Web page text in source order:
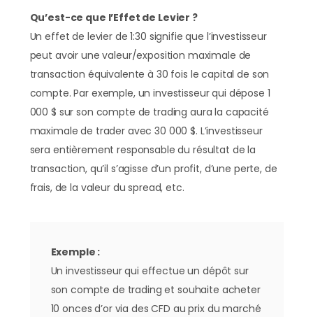
Qu’est-ce que l’Effet de Levier ?
Un effet de levier de 1:30 signifie que l’investisseur
peut avoir une valeur/exposition maximale de
transaction équivalente à 30 fois le capital de son
compte. Par exemple, un investisseur qui dépose 1
000 $ sur son compte de trading aura la capacité
maximale de trader avec 30 000 $. L’investisseur
sera entièrement responsable du résultat de la
transaction, qu’il s’agisse d’un profit, d’une perte, de
frais, de la valeur du spread, etc.
Exemple :
Un investisseur qui effectue un dépôt sur
son compte de trading et souhaite acheter
10 onces d’or via des CFD au prix du marché